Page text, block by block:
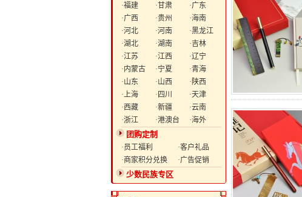
·福建
·甘肃
·广东
·广西
·贵州
·海南
·河北
·河南
·黑龙江
·湖北
·湖南
·吉林
·江苏
·江西
·辽宁
·内蒙古
·宁夏
·青海
·山东
·山西
·陕西
·上海
·四川
·天津
·西藏
·新疆
·云南
·浙江
·港澳台 ·海外
团购定制
·员工福利
·客户礼品
·商家积分兑换
·广告促销
少数民族专区